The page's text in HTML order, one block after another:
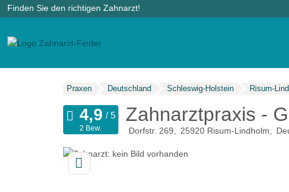
Finden Sie den richtigen Zahnarzt!
Praxen Deutschland Schleswig-Holstein Risum-
Zahnarztpraxis -
Dorfstr. 269 25920 Risum-Lindholm
2 Bew.